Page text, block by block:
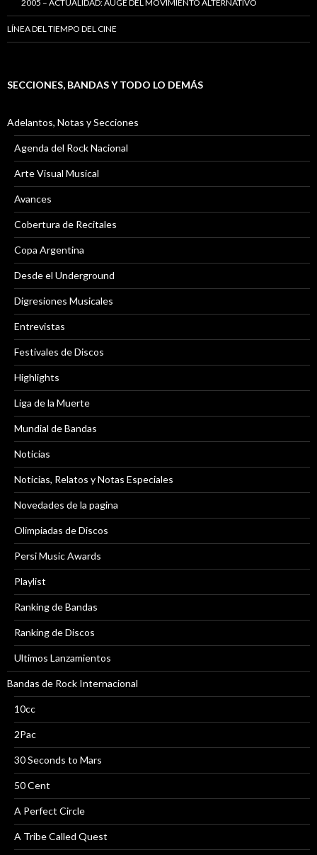
2005 – ACTUALIDAD: AUGE DEL MOVIMIENTO ALTERNATIVO
LÍNEA DEL TIEMPO DEL CINE
SECCIONES, BANDAS Y TODO LO DEMÁS
Adelantos, Notas y Secciones
Agenda del Rock Nacional
Arte Visual Musical
Avances
Cobertura de Recitales
Copa Argentina
Desde el Underground
Digresiones Musicales
Entrevistas
Festivales de Discos
Highlights
Liga de la Muerte
Mundial de Bandas
Noticias
Noticias, Relatos y Notas Especiales
Novedades de la pagina
Olimpiadas de Discos
Persi Music Awards
Playlist
Ranking de Bandas
Ranking de Discos
Ultimos Lanzamientos
Bandas de Rock Internacional
10cc
2Pac
30 Seconds to Mars
50 Cent
A Perfect Circle
A Tribe Called Quest